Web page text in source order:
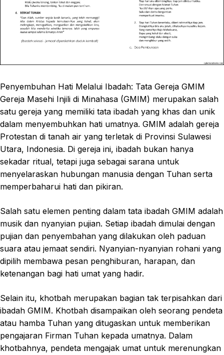
Penyembuhan Hati Melalui Ibadah: Tata Gereja GMIM
Gereja Masehi Injili di Minahasa (GMIM) merupakan salah
satu gereja yang memiliki tata ibadah yang khas dan unik
dalam menyembuhkan hati umatnya. GMIM adalah gereja
Protestan di tanah air yang terletak di Provinsi Sulawesi
Utara, Indonesia. Di gereja ini, ibadah bukan hanya
sekadar ritual, tetapi juga sebagai sarana untuk
menyelaraskan hubungan manusia dengan Tuhan serta
memperbaharui hati dan pikiran.
Salah satu elemen penting dalam tata ibadah GMIM adalah
musik dan nyanyian pujian. Setiap ibadah dimulai dengan
pujian dan penyembahan yang dilakukan oleh paduan
suara atau jemaat sendiri. Nyanyian-nyanyian rohani yang
dipilih membawa pesan penghiburan, harapan, dan
ketenangan bagi hati umat yang hadir.
Selain itu, khotbah merupakan bagian tak terpisahkan dari
ibadah GMIM. Khotbah disampaikan oleh seorang pendeta
atau hamba Tuhan yang ditugaskan untuk memberikan
pengajaran Firman Tuhan kepada umatnya. Dalam
khotbahnya, pendeta mengajak umat untuk merenungkan